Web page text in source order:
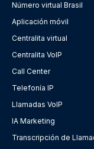
Número virtual Brasil
Aplicación móvil
Centralita virtual
Centralita VoIP
Call Center
Telefonía IP
Llamadas VoIP
IA Marketing
Transcripción de